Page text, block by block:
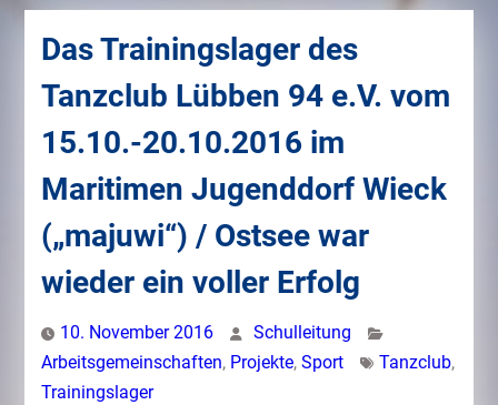
Das Trainingslager des
Tanzclub Lübben 94 e.V. vom
15.10.-20.10.2016 im
Maritimen Jugenddorf Wieck
(„majuwi“) / Ostsee war
wieder ein voller Erfolg
10. November 2016
Schulleitung
Arbeitsgemeinschaften, Projekte, Sport Tanzclub,
Trainingslager